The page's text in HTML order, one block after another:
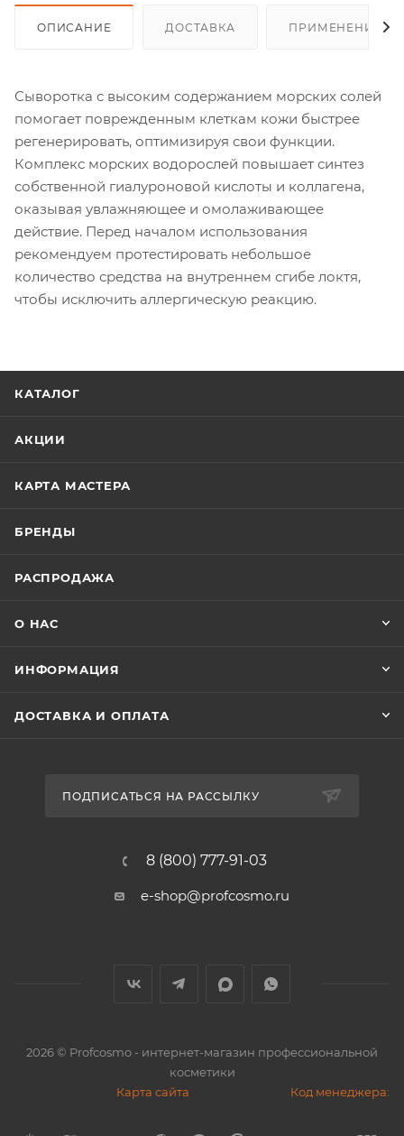
ОПИСАНИЕ ДОСТАВКА ПРИМЕНЕНИЕ
Сыворотка с высоким содержанием морских солей
помогает поврежденным клеткам кожи быстрее
регенерировать, оптимизируя свои функции.
Комплекс морских водорослей повышает синтез
собственной гиалуроновой кислоты и коллагена,
оказывая увлажняющее и омолаживающее
действие. Перед началом использования
рекомендуем протестировать небольшое
количество средства на внутреннем сгибе локтя,
чтобы исключить аллергическую реакцию.
КАТАЛОГ
АКЦИИ
КАРТА МАСТЕРА
БРЕНДЫ
РАСПРОДАЖА
О НАС
ИНФОРМАЦИЯ
ДОСТАВКА И ОПЛАТА
ПОДПИСАТЬСЯ НА РАССЫЛКУ
8 (800) 777-91-03
e-shop@profcosmo.ru
2026© Profcosmo - интернет-магазин профессиональной
косметики
Карта сайта
Код менеджера: